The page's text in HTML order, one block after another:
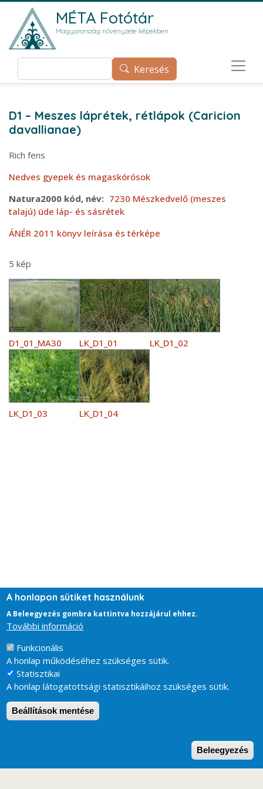
Ugrás a tartalomra
MÉTA Fotótár
Magyarország növényzete képekben
Keresés Keresés
D1 – Meszes láprétek, rétlápok (Caricion
davallianae)
Rich fens
Nedves gyepek és magaskórósok
Natura2000 kód, név
7230 Mészkedvelő (meszes
talajú) üde láp- és sásrétek
ÁNÉR 2011 könyv leírása és térképe
5 kép
D1_01_MA30 LK_D1_01 LK_D1_02
LK_D1_03 LK_D1_04
A honlapon sütiket használunk
A Beleegyezés gombra kattintva hozzájárul ehhez.
További információ
Funkcionális
A honlap működéséhez szükséges sütik.
Statisztikai
A honlap látogatottsági statisztikáihoz szükséges sütik.
Beállítások mentése
Beleegyezés